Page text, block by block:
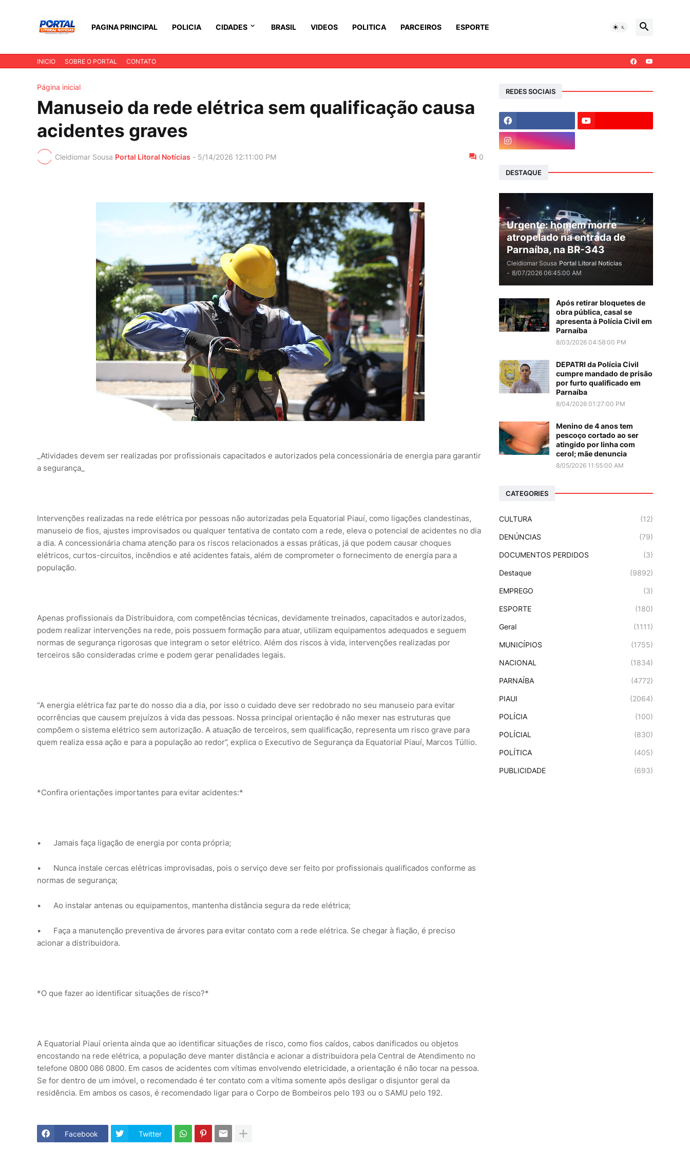
PAGINA PRINCIPAL POLICIA CIDADES BRASIL VIDEOS POLITICA PARCEIROS ESPORTE
INICIO SOBRE O PORTAL CONTATO
Página inicial
Manuseio da rede elétrica sem qualificação causa
acidentes graves
Cleidiomar Sousa Portal Litoral Notícias - 5/14/2026 12:11:00 PM 0
_Atividades devem ser realizadas por profissionais capacitados e autorizados pela concessionária de energia para garantir
a segurança_
Intervenções realizadas na rede elétrica por pessoas não autorizadas pela Equatorial Piauí, como ligações clandestinas,
manuseio de fios, ajustes improvisados ou qualquer tentativa de contato com a rede, eleva o potencial de acidentes no dia
a dia. A concessionária chama atenção para os riscos relacionados a essas práticas, já que podem causar choques
elétricos, curtos-circuitos, incêndios e até acidentes fatais, além de comprometer o fornecimento de energia para a
população.
Apenas profissionais da Distribuidora, com competências técnicas, devidamente treinados, capacitados e autorizados,
podem realizar intervenções na rede, pois possuem formação para atuar, utilizam equipamentos adequados e seguem
normas de segurança rigorosas que integram o setor elétrico. Além dos riscos à vida, intervenções realizadas por
terceiros são consideradas crime e podem gerar penalidades legais.
“A energia elétrica faz parte do nosso dia a dia, por isso o cuidado deve ser redobrado no seu manuseio para evitar
ocorrências que causem prejuízos à vida das pessoas. Nossa principal orientação é não mexer nas estruturas que
compõem o sistema elétrico sem autorização. A atuação de terceiros, sem qualificação, representa um risco grave para
quem realiza essa ação e para a população ao redor”, explica o Executivo de Segurança da Equatorial Piauí, Marcos Túllio.
*Confira orientações importantes para evitar acidentes:*
• Jamais faça ligação de energia por conta própria;
•
Nunca instale cercas elétricas improvisadas, pois o serviço deve ser feito por profissionais qualificados conforme as
normas de segurança;
• Ao instalar antenas ou equipamentos, mantenha distância segura da rede elétrica;
•
Faça a manutenção preventiva de árvores para evitar contato com a rede elétrica. Se chegar à fiação, é preciso
acionar a distribuidora.
*O que fazer ao identificar situações de risco?*
A Equatorial Piauí orienta ainda que ao identificar situações de risco, como fios caídos, cabos danificados ou objetos
encostando na rede elétrica, a população deve manter distância e acionar a distribuidora pela Central de Atendimento no
telefone 0800 086 0800. Em casos de acidentes com vítimas envolvendo eletricidade, a orientação é não tocar na pessoa.
Se for dentro de um imóvel, o recomendado é ter contato com a vítima somente após desligar o disjuntor geral da
residência. Em ambos os casos, é recomendado ligar para o Corpo de Bombeiros pelo 193 ou o SAMU pelo 192.
Facebook Twitter
REDES SOCIAIS
DESTAQUE
Urgente: homem morre
atropelado na entrada de
Parnaíba, na BR-343
Cleidiomar Sousa Portal Litoral Notícias
- 8/07/2026 06:45:00 AM
Após retirar bloquetes de
obra pública, casal se
apresenta à Polícia Civil em
Parnaíba
8/03/2026 04:58:00 PM
DEPATRI da Polícia Civil
cumpre mandado de prisão
por furto qualificado em
Parnaíba
8/04/2026 01:27:00 PM
Menino de 4 anos tem
pescoço cortado ao ser
atingido por linha com
cerol; mãe denuncia
8/05/2026 11:55:00 AM
CATEGORIES
CULTURA (12)
DENÚNCIAS (79)
DOCUMENTOS PERDIDOS (3)
Destaque (9892)
EMPREGO (3)
ESPORTE (180)
Geral (1111)
MUNICÍPIOS (1755)
NACIONAL (1834)
PARNAÍBA (4772)
PIAUI (2064)
POLÍCIA (100)
POLÍCIAL (830)
POLÍTICA (405)
PUBLICIDADE (693)